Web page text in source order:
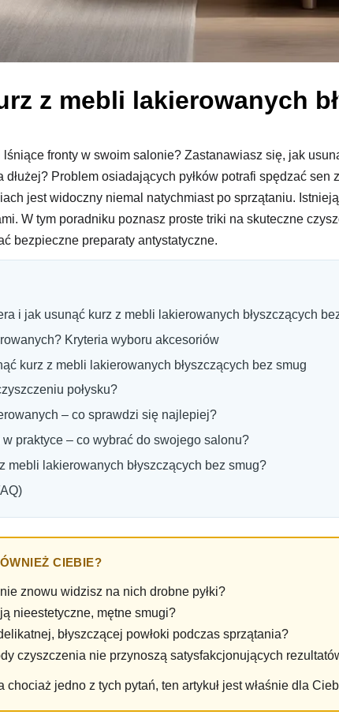
z mebli lakierowanych
fronty w swoim salonie? Zastanawiasz się, jak
Problem osiadających pyłków potrafi spędzać
jest widoczny niemal natychmiast po sprzątaniu.
W tym poradniku poznasz proste triki na skuteczne
bezpieczne preparaty antystatyczne.
i jak usunąć kurz z mebli lakierowanych błyszczących
Kryteria wyboru akcesoriów
kurz z mebli lakierowanych błyszczących bez smug
połysku?
– co sprawdzi się najlepiej?
praktyce – co wybrać do swojego salonu?
mebli lakierowanych błyszczących bez smug?
CIEBIE?
znowu widzisz na nich drobne pyłki?
nieestetyczne, mętne smugi?
błyszczącej powłoki podczas sprzątania?
czyszczenia nie przynoszą satysfakcjonujących
jedno z tych pytań, ten artykuł jest właśnie dla